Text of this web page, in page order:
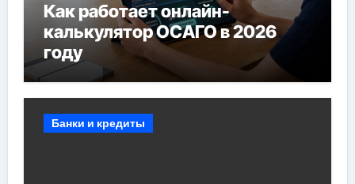
Как работает онлайн-
калькулятор ОСАГО в 2026
году
Банки и кредиты